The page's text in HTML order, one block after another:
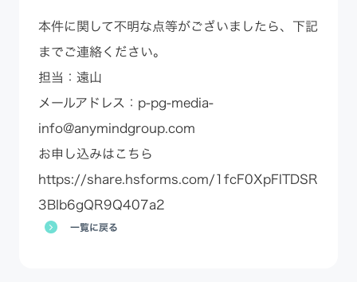
本件に関して不明な点等がございましたら、下記
までご連絡ください。
担当：遠山
メールアドレス：p-pg-media-
info@anymindgroup.com
お申し込みはこちら
https://share.hsforms.com/1fcF0XpFlTDSR
3BIb6gQR9Q407a2
一覧に戻る